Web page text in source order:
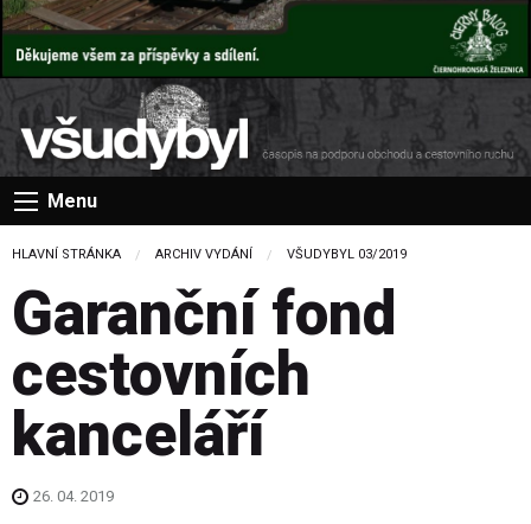
Menu
HLAVNÍ STRÁNKA ARCHIV VYDÁNÍ VŠUDYBYL 03/2019
Garanční fond
cestovních
kanceláří
26. 04. 2019